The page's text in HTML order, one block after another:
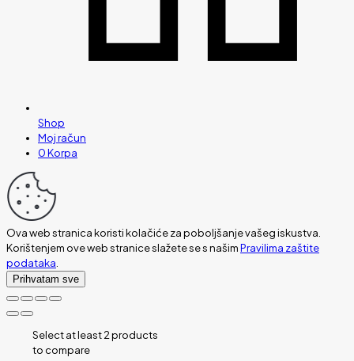
Shop
Moj račun
0Korpa
Ova web stranica koristi kolačiće za poboljšanje vašeg iskustva.
Korištenjem ove web stranice slažete se s našimPravilima zaštite
podataka.
Prihvatam sve
Select at least 2 products
to compare